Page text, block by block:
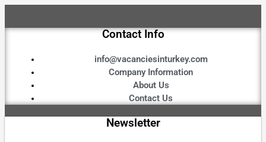
Contact Info
info@vacanciesinturkey.com
Company Information
About Us
Contact Us
Newsletter